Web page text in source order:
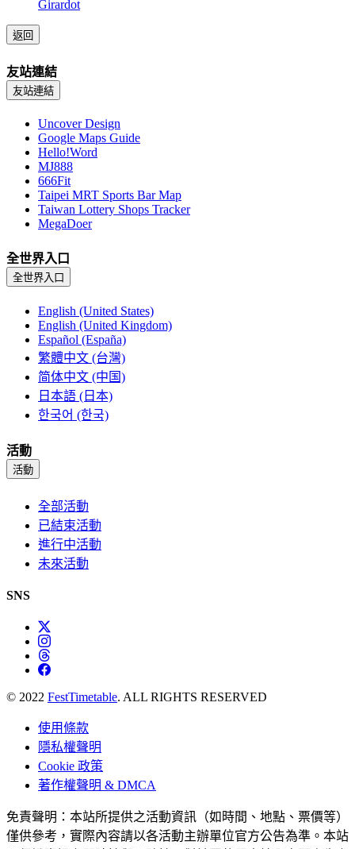
Girardot
返回
友站連結
友站連結
Uncover Design
Google Maps Guide
Hello!Word
MJ888
666Fit
Taipei MRT Sports Bar Map
Taiwan Lottery Shops Tracker
MegaDoer
全世界入口
全世界入口
English (United States)
English (United Kingdom)
Español (España)
繁體中文 (台灣)
简体中文 (中国)
日本語 (日本)
한국어 (한국)
活動
活動
全部活動
已結束活動
進行中活動
未來活動
SNS
© 2022 FestTimetable. ALL RIGHTS RESERVED
使用條款
隱私權聲明
Cookie 政策
著作權聲明 & DMCA
免責聲明：本站所提供之活動資訊（如時間、地點、票價等）
僅供參考，實際內容請以各活動主辦單位官方公告為準。本站